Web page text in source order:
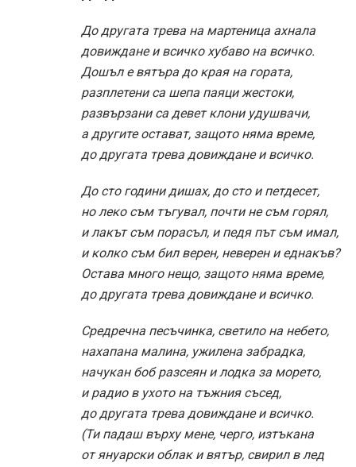
До другата трева на мартеница ахнала
довиждане и всичко хубаво на всичко.
Дошъл е вятъра до края на гората,
разплетени са шепа паяци жестоки,
развързани са девет клони удушвачи,
а другите остават, защото няма време,
до другата трева довиждане и всичко.
До сто години дишах, до сто и петдесет,
но леко съм тъгувал, почти не съм горял,
и лакът съм порасъл, и педя път съм имал,
и колко съм бил верен, неверен и еднакъв?
Остава много нещо, защото няма време,
до другата трева довиждане и всичко.
Средречна песъчинка, светило на небето,
нахапана малина, ужилена забрадка,
начукан боб разсеян и лодка за морето,
и радио в ухото на тъжния съсед,
до другата трева довиждане и всичко.
(Ти падаш върху мене, черго, изтъкана
от януарски облак и вятър, свирил в лед